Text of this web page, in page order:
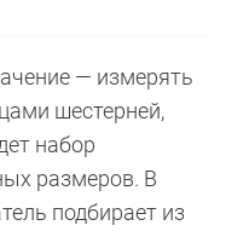
— измерять
шестерней,
набор
размеров. В
подбирает из